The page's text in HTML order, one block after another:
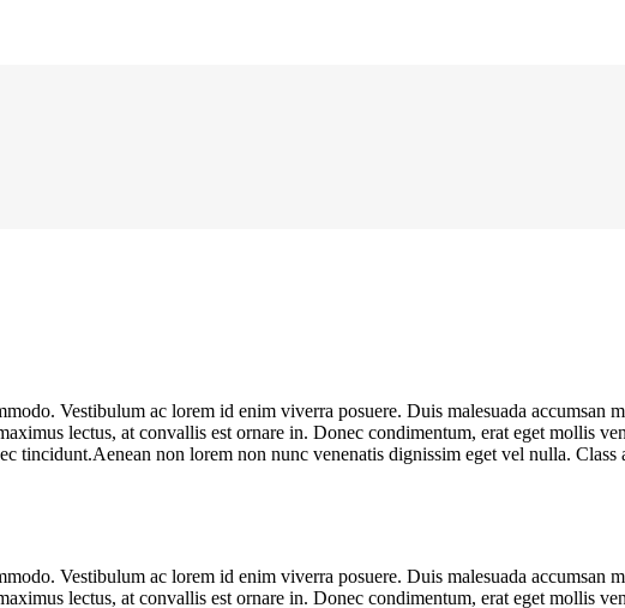
Vestibulum ac lorem id enim viverra posuere. Duis malesuada accumsan
lectus, at convallis est ornare in. Donec condimentum, erat eget mollis
tincidunt.Aenean non lorem non nunc venenatis dignissim eget vel nulla.
Vestibulum ac lorem id enim viverra posuere. Duis malesuada accumsan
lectus, at convallis est ornare in. Donec condimentum, erat eget mollis